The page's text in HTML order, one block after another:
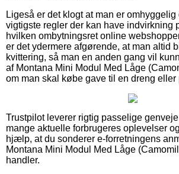
Ligeså er det klogt at man er
vigtigste regler der kan have indvirkning
hvilken ombytningsret online
er det ydermere afgørende, at man altid
kvittering, så man en anden gang vil
af Montana Mini Modul Med Låge
om man skal købe gave til en dreng eller
Trustpilot leverer rigtig passelige
mange aktuelle forbrugeres oplevelser
hjælp, at du sonderer e-forretningens
Montana Mini Modul Med Låge
handler.